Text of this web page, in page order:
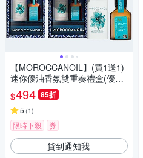
【MOROCCANOIL】(買1送1)
迷你優油香氛雙重奏禮盒(優油
15ml+香氛30ml)(含贈共兩組)
$494 85折
5 (1)
限時下殺 券
貨到通知我